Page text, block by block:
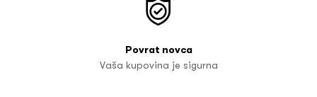
Povrat novca
Vaša kupovina je sigurna